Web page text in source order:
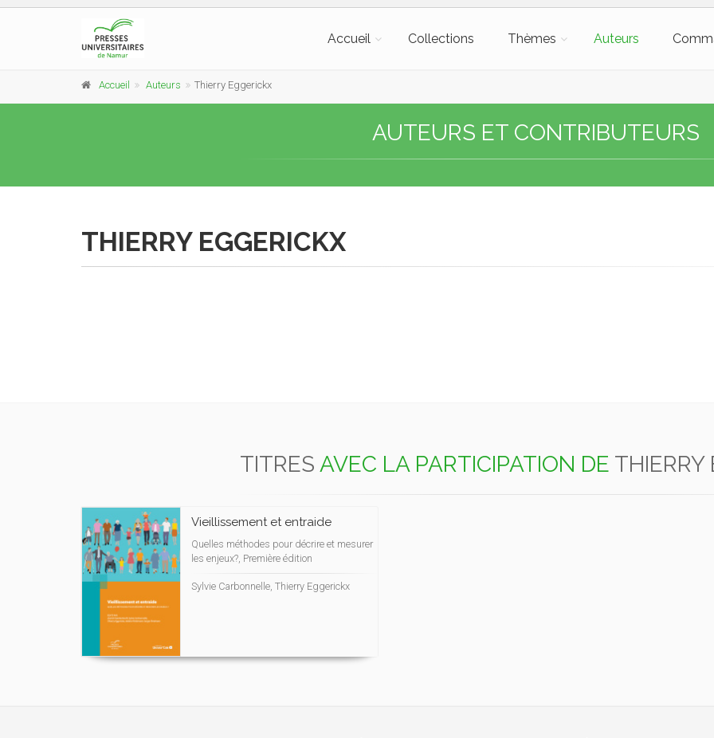
Accueil Collections Thèmes Auteurs
Accueil Auteurs Thierry Eggerickx
AUTEURS ET CONTRIBUTEURS
THIERRY EGGERICKX
TITRES AVEC LA PARTICIPATION DE THIERRY
Vieillissement et entraide
Quelles méthodes pour décrire et mesurer
les enjeux?, Première édition
Sylvie Carbonnelle, Thierry Eggerickx